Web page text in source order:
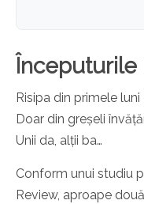
Risipa din primele
Doar din greșeli
Unii da, alții ba…
Conform unui studiu
Review, aproape